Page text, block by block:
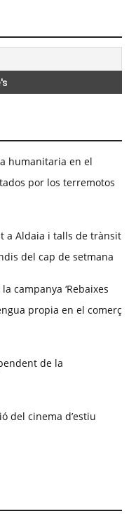
humanitaria en el
por los terremotos
a Aldaia i talls de trànsit
del cap de setmana
campanya ‘Rebaixes
propia en el comerç
de la
del cinema d’estiu